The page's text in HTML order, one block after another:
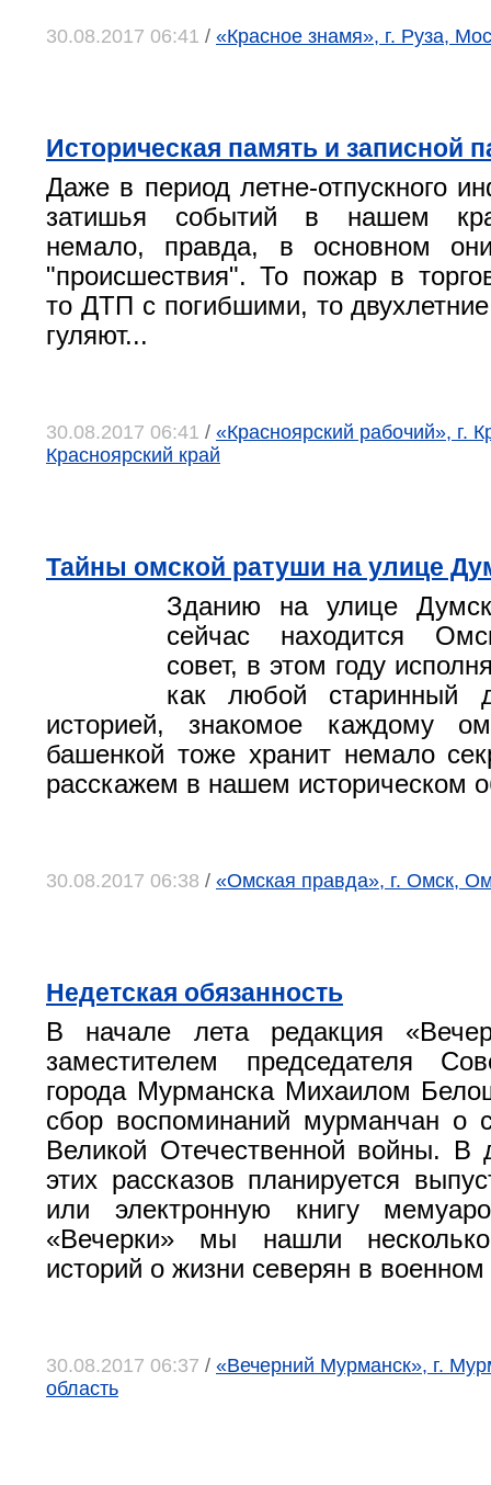
30.08.2017 06:41 / «Красное знамя», г. Руза,
Историческая память и записной
Даже в период летне-отпускного
затишья событий в нашем
немало, правда, в основном
"происшествия". То пожар в
то ДТП с погибшими, то
гуляют...
30.08.2017 06:41 / «Красноярский рабочий», г.
Красноярский край
Тайны омской ратуши на улице
Зданию на улице
сейчас находится
совет, в этом году
как любой старинный
историей, знакомое каждому
башенкой тоже хранит немало
расскажем в нашем историческом
30.08.2017 06:38 / «Омская правда», г. Омск,
Недетская обязанность
В начале лета редакция
заместителем председателя
города Мурманска Михаилом
сбор воспоминаний мурманчан о
Великой Отечественной войны. В
этих рассказов планируется
или электронную книгу
«Вечерки» мы нашли несколько
историй о жизни северян в
30.08.2017 06:37 / «Вечерний Мурманск», г.
область